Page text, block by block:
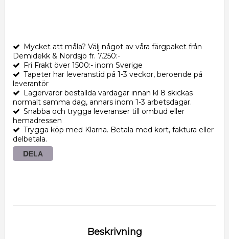
Mycket att måla? Välj något av våra färgpaket från
Demidekk & Nordsjö fr. 7.250:-
Fri Frakt över 1500:- inom Sverige
Tapeter har leveranstid på 1-3 veckor, beroende på
leverantör
Lagervaror beställda vardagar innan kl 8 skickas
normalt samma dag, annars inom 1-3 arbetsdagar.
Snabba och trygga leveranser till ombud eller
hemadressen
Trygga köp med Klarna. Betala med kort, faktura eller
delbetala.
DELA
Beskrivning